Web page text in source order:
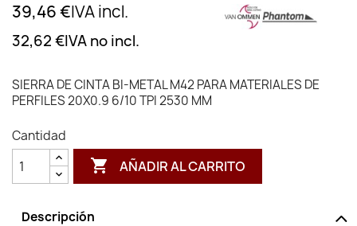
39,46 €IVA incl.
32,62 €IVA no incl.
SIERRA DE CINTA BI-METAL M42 PARA MATERIALES DE
PERFILES 20X0.9 6/10 TPI 2530 MM
Cantidad
 AÑADIR AL CARRITO
Descripción